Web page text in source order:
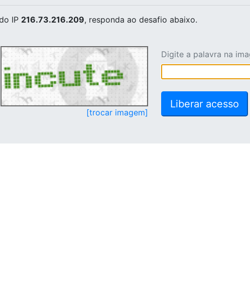
IP 216.73.216.209, responda ao desafio abaixo.
[trocar imagem]
Digite a palavra na